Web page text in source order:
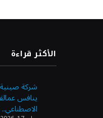
الأكثر قراءة
شركة
ينافس